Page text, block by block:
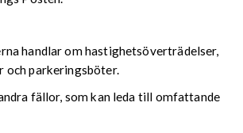
handlar om hastighetsöverträdelser,
och parkeringsböter.
fällor, som kan leda till omfattande